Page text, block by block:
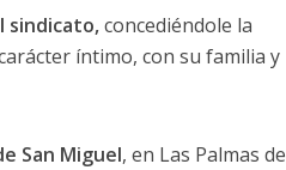
sindicato,concediéndole la
íntimo, con su familia y
San Miguel, en Las Palmas de